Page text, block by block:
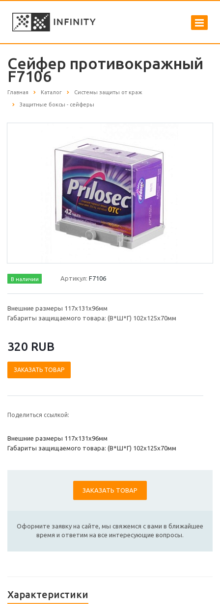
Сейфер противокражный
F7106
Главная Каталог Системы защиты от краж
Защитные боксы - сейферы
В наличии Артикул:F7106
Внешние размеры 117х131х96мм
Габариты защищаемого товара: (В*Ш*Г) 102х125х70мм
320 RUB
ЗАКАЗАТЬ ТОВАР
Поделиться ссылкой:
Внешние размеры 117х131х96мм
Габариты защищаемого товара: (В*Ш*Г) 102х125х70мм
ЗАКАЗАТЬ ТОВАР
Оформите заявку на сайте, мы свяжемся с вами в ближайшее
время и ответим на все интересующие вопросы.
Характеристики